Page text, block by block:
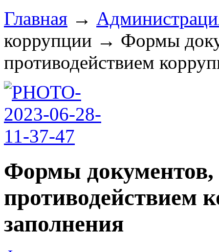
Главная →
коррупции → Формы
противодействием
Формы документов,
противодействием
заполнения